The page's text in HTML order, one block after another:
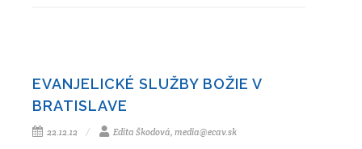
EVANJELICKÉ SLUŽBY BOŽIE V
BRATISLAVE
22.12.12 Edita Škodová, media@ecav.sk